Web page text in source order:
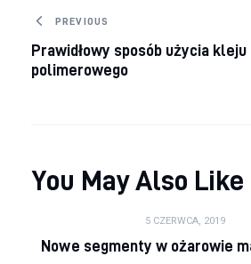
Nawigacja wpisu
PREVIOUS
Prawidłowy sposób użycia kleju
polimerowego
You May Also Like
5 CZERWCA, 2019
Nowe segmenty w ożarowie